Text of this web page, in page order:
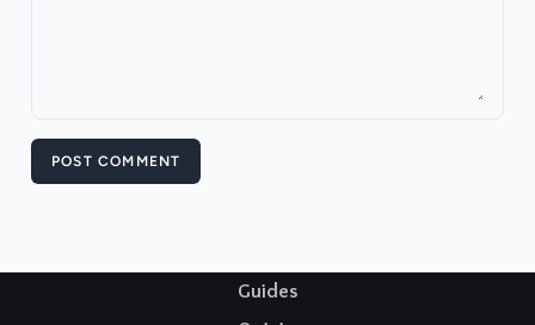
POST COMMENT
Guides